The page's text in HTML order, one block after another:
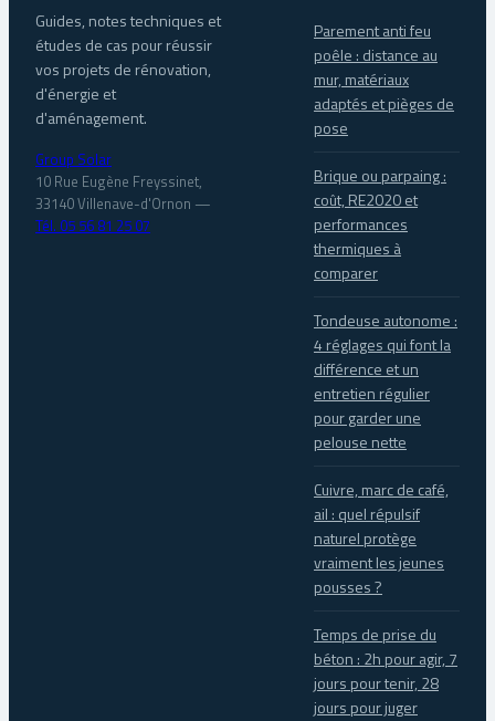
Guides, notes techniques et
études de cas pour réussir
vos projets de rénovation,
d'énergie et
d'aménagement.
Group Solar
10 Rue Eugène Freyssinet,
33140 Villenave-d'Ornon —
Tél. 05 56 81 25 07
Parement anti feu
poêle : distance au
mur, matériaux
adaptés et pièges de
pose
Brique ou parpaing :
coût, RE2020 et
performances
thermiques à
comparer
Tondeuse autonome :
4 réglages qui font la
différence et un
entretien régulier
pour garder une
pelouse nette
Cuivre, marc de café,
ail : quel répulsif
naturel protège
vraiment les jeunes
pousses ?
Temps de prise du
béton : 2h pour agir, 7
jours pour tenir, 28
jours pour juger